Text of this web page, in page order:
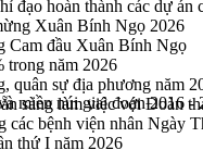
đạo hoàn thành các dự
Xuân Bính Ngọ 2026
Cam đầu Xuân Bính Ngọ
trong năm 2026
quân sự địa phương năm
sàng làm việc với Đoàn
bệnh viện nhân Ngày
thứ I năm 2026
miền núi giai đoạn 2016 -